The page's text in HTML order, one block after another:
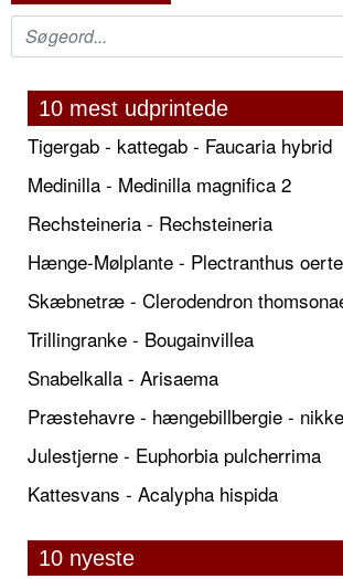
10 mest udprintede
Tigergab - kattegab - Faucaria hybrid
Medinilla - Medinilla magnifica 2
Rechsteineria - Rechsteineria
Hænge-Mølplante - Plectranthus
Skæbnetræ - Clerodendron
Trillingranke - Bougainvillea
Snabelkalla - Arisaema
Julestjerne - Euphorbia pulcherrima
Kattesvans - Acalypha hispida
10 nyeste